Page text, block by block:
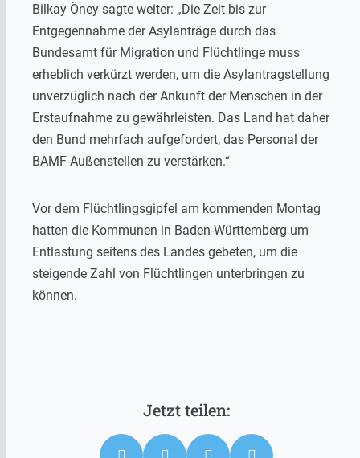
Bilkay Öney sagte weiter: „Die Zeit bis zur
Entgegennahme der Asylanträge durch das
Bundesamt für Migration und Flüchtlinge muss
erheblich verkürzt werden, um die Asylantragstellung
unverzüglich nach der Ankunft der Menschen in der
Erstaufnahme zu gewährleisten. Das Land hat daher
den Bund mehrfach aufgefordert, das Personal der
BAMF-Außenstellen zu verstärken.“
Vor dem Flüchtlingsgipfel am kommenden Montag
hatten die Kommunen in Baden-Württemberg um
Entlastung seitens des Landes gebeten, um die
steigende Zahl von Flüchtlingen unterbringen zu
können.